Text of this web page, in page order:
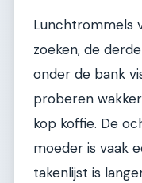
Lunchtrommels
zoeken, de
onder de bank
proberen
kop koffie. De
moeder is vaak
takenlijst is